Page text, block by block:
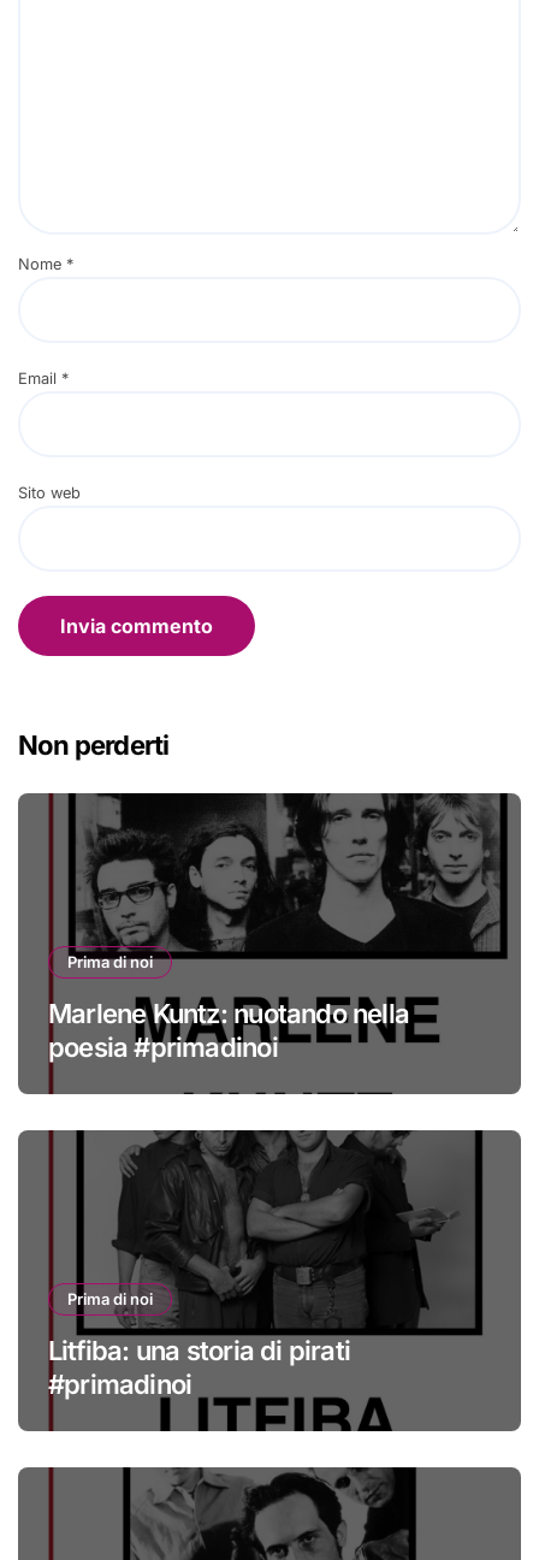
Nome *
Email *
Sito web
Non perderti
Prima di noi
Marlene Kuntz: nuotando nella
poesia #primadinoi
Prima di noi
Litfiba: una storia di pirati
#primadinoi